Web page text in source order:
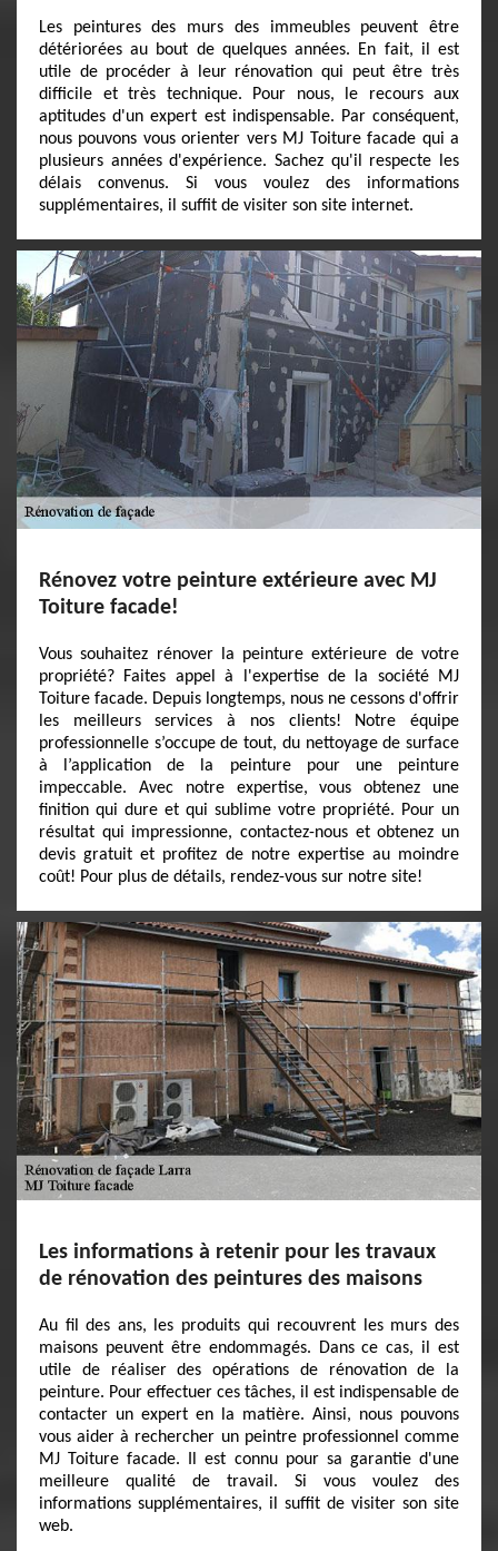
Les peintures des murs des immeubles peuvent être
détériorées au bout de quelques années. En fait, il est
utile de procéder à leur rénovation qui peut être très
difficile et très technique. Pour nous, le recours aux
aptitudes d'un expert est indispensable. Par conséquent,
nous pouvons vous orienter vers MJ Toiture facade qui a
plusieurs années d'expérience. Sachez qu'il respecte les
délais convenus. Si vous voulez des informations
supplémentaires, il suffit de visiter son site internet.
Rénovez votre peinture extérieure avec MJ
Toiture facade!
Vous souhaitez rénover la peinture extérieure de votre
propriété? Faites appel à l'expertise de la société MJ
Toiture facade. Depuis longtemps, nous ne cessons d'offrir
les meilleurs services à nos clients! Notre équipe
professionnelle s’occupe de tout, du nettoyage de surface
à l’application de la peinture pour une peinture
impeccable. Avec notre expertise, vous obtenez une
finition qui dure et qui sublime votre propriété. Pour un
résultat qui impressionne, contactez-nous et obtenez un
devis gratuit et profitez de notre expertise au moindre
coût! Pour plus de détails, rendez-vous sur notre site!
Les informations à retenir pour les travaux
de rénovation des peintures des maisons
Au fil des ans, les produits qui recouvrent les murs des
maisons peuvent être endommagés. Dans ce cas, il est
utile de réaliser des opérations de rénovation de la
peinture. Pour effectuer ces tâches, il est indispensable de
contacter un expert en la matière. Ainsi, nous pouvons
vous aider à rechercher un peintre professionnel comme
MJ Toiture facade. Il est connu pour sa garantie d'une
meilleure qualité de travail. Si vous voulez des
informations supplémentaires, il suffit de visiter son site
web.